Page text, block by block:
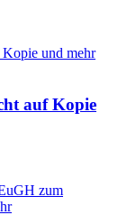
auf Kopie
zum